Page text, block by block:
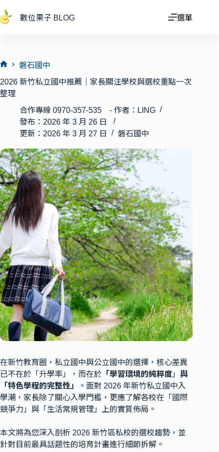
至
容
數位果子 BLOG 選單
頁
磐石國中
2026 新竹私立國中推薦｜家長關注學校與選校重點一次
整理
合作專線 0970-357-535 - 作者：LING
發布：2026 年 3 月 26 日
更新：2026 年 3 月 27 日
磐石國中
在新竹教育圈，私立國中與公立國中的選擇，核心差異
已不在於「升學率」，而在於 「學習環境的純粹度 」 與
「特色學程的完整性」
。面對 2026 年新竹私立國中入
學潮，家長除了關心入學門檻，更應了解各校在「國際
競爭力」與「生活常規管理」上的實質佈局。
本文將為您深入剖析 2026 新竹區私校的選校趨勢，並
針對目前最具話題性的培育計畫進行細節拆解。